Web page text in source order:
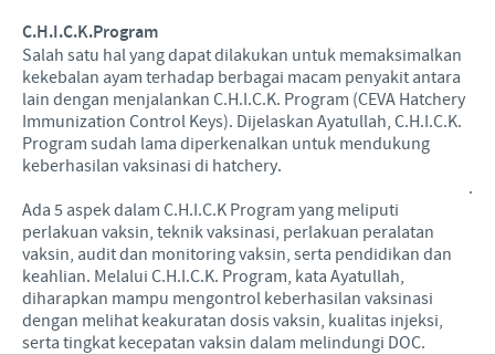
C.H.I.C.K.Program
Salah satu hal yang dapat dilakukan untuk memaksimalkan
kekebalan ayam terhadap berbagai macam penyakit antara
lain dengan menjalankan C.H.I.C.K. Program (CEVA Hatchery
Immunization Control Keys). Dijelaskan Ayatullah, C.H.I.C.K.
Program sudah lama diperkenalkan untuk mendukung
keberhasilan vaksinasi di hatchery.
.
Ada 5 aspek dalam C.H.I.C.K Program yang meliputi
perlakuan vaksin, teknik vaksinasi, perlakuan peralatan
vaksin, audit dan monitoring vaksin, serta pendidikan dan
keahlian. Melalui C.H.I.C.K. Program, kata Ayatullah,
diharapkan mampu mengontrol keberhasilan vaksinasi
dengan melihat keakuratan dosis vaksin, kualitas injeksi,
serta tingkat kecepatan vaksin dalam melindungi DOC.